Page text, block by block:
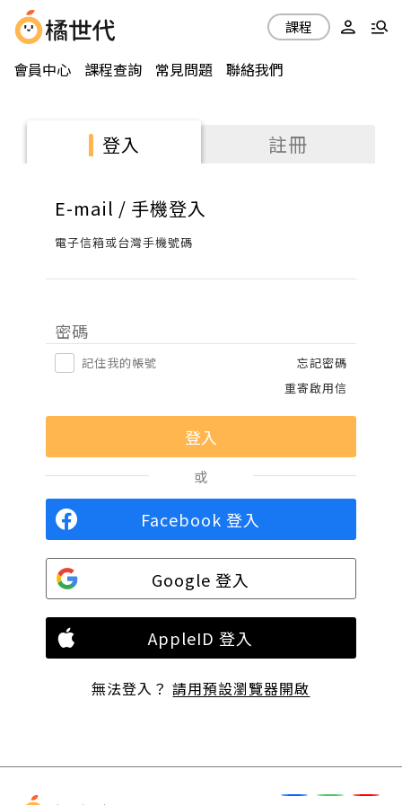
會員中心 課程查詢 常見問題 聯絡我們
課程
登入 註冊
E-mail / 手機登入
電子信箱或台灣手機號碼
密碼
記住我的帳號
忘記密碼
重寄啟用信
或
Facebook 登入
Google 登入
AppleID 登入
無法登入？請用預設瀏覽器開啟